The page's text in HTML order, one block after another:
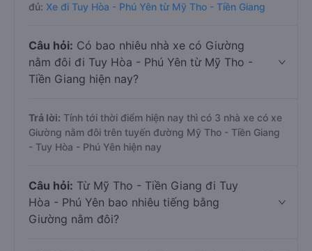
đủ: Xe đi Tuy Hòa - Phú Yên từ Mỹ Tho - Tiền Giang
Câu hỏi: Có bao nhiêu nhà xe có Giường
nằm đôi đi Tuy Hòa - Phú Yên từ Mỹ Tho -
Tiền Giang hiện nay?
Trả lời: Tính tới thời điểm hiện nay thì có 3 nhà xe có xe
Giường nằm đôi trên tuyến đường Mỹ Tho - Tiền Giang
- Tuy Hòa - Phú Yên hiện nay
Câu hỏi: Từ Mỹ Tho - Tiền Giang đi Tuy
Hòa - Phú Yên bao nhiêu tiếng bằng
Giường nằm đôi?